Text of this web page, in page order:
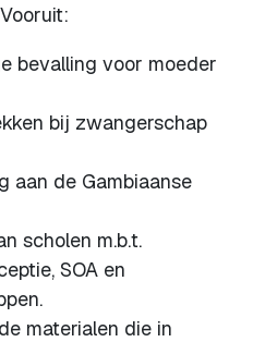
bevalling voor moeder
bij zwangerschap
aan de Gambiaanse
scholen m.b.t.
SOA en
materialen die in